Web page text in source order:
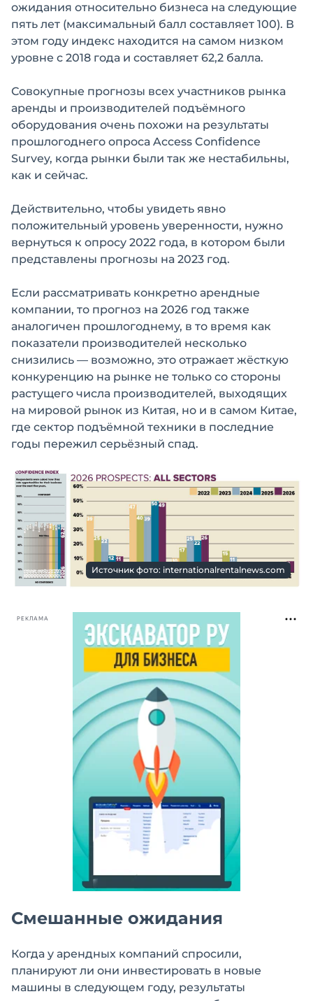
ожидания относительно бизнеса на следующие
пять лет (максимальный балл составляет 100). В
этом году индекс находится на самом низком
уровне с 2018 года и составляет 62,2 балла.
Совокупные прогнозы всех участников рынка
аренды и производителей подъёмного
оборудования очень похожи на результаты
прошлогоднего опроса Access Confidence
Survey, когда рынки были так же нестабильны,
как и сейчас.
Действительно, чтобы увидеть явно
положительный уровень уверенности, нужно
вернуться к опросу 2022 года, в котором были
представлены прогнозы на 2023 год.
Если рассматривать конкретно арендные
компании, то прогноз на 2026 год также
аналогичен прошлогоднему, в то время как
показатели производителей несколько
снизились — возможно, это отражает жёсткую
конкуренцию на рынке не только со стороны
растущего числа производителей, выходящих
на мировой рынок из Китая, но и в самом Китае,
где сектор подъёмной техники в последние
годы пережил серьёзный спад.
Источник фото: internationalrentalnews.com
РЕКЛАМА
Смешанные ожидания
Когда у арендных компаний спросили,
планируют ли они инвестировать в новые
машины в следующем году, результаты